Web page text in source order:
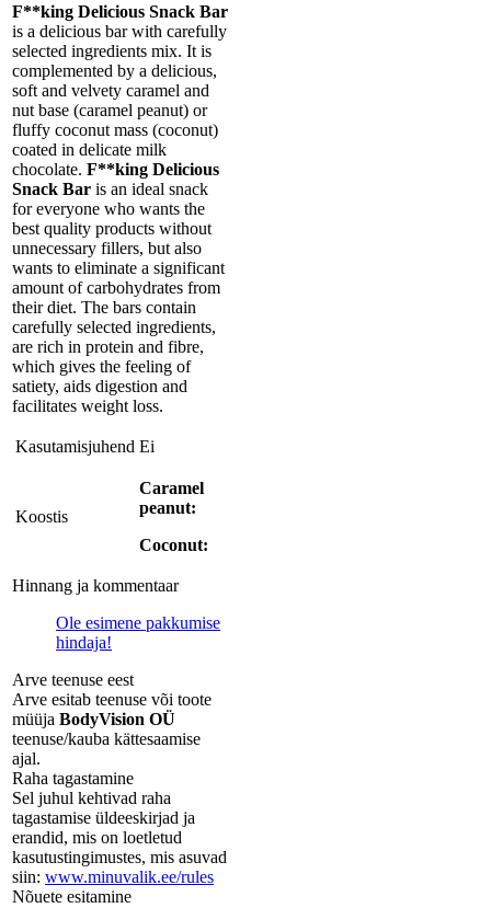
F**king Delicious Snack Bar
is a delicious bar with carefully
selected ingredients mix. It is
complemented by a delicious,
soft and velvety caramel and
nut base (caramel peanut) or
fluffy coconut mass (coconut)
coated in delicate milk
chocolate. F**king Delicious
Snack Bar is an ideal snack
for everyone who wants the
best quality products without
unnecessary fillers, but also
wants to eliminate a significant
amount of carbohydrates from
their diet. The bars contain
carefully selected ingredients,
are rich in protein and fibre,
which gives the feeling of
satiety, aids digestion and
facilitates weight loss.
Kasutamisjuhend Ei
Koostis
Caramel
peanut:
Coconut:
Hinnang ja kommentaar
Ole esimene pakkumise
hindaja!
Arve teenuse eest
Arve esitab teenuse või toote
müüja BodyVision OÜ
teenuse/kauba kättesaamise
ajal.
Raha tagastamine
Sel juhul kehtivad raha
tagastamise üldeeskirjad ja
erandid, mis on loetletud
kasutustingimustes, mis asuvad
siin: www.minuvalik.ee/rules
Nõuete esitamine